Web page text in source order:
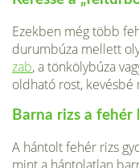
Ezekben még több
durumbúza mellett
zab, a tönkölybúza
oldható rost, kevésbé
Barna rizs a fehér
A hántolt fehér rizs